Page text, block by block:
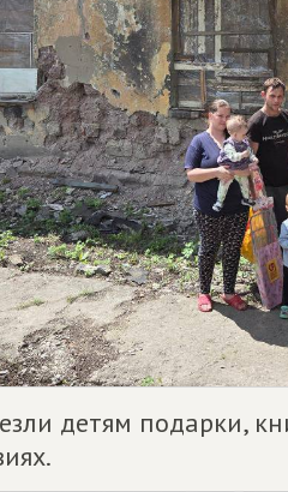
детям подарки,